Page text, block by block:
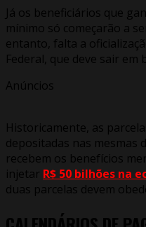
Já os beneficiários que
mínimo só começarão a
entanto, falta a
Federal, que deve sair em
Anúncios
Historicamente, as
depositadas nas mesmas
recebem os benefícios
injetar R$ 50 bilhões na
duas parcelas devem